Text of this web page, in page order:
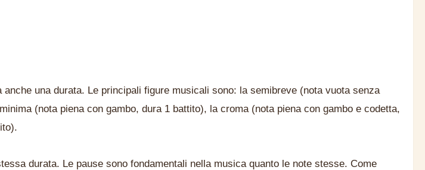
una durata. Le principali figure musicali sono: la semibreve (nota vuota senza
(nota piena con gambo, dura 1 battito), la croma (nota piena con gambo e codetta,
durata. Le pause sono fondamentali nella musica quanto le note stesse. Come